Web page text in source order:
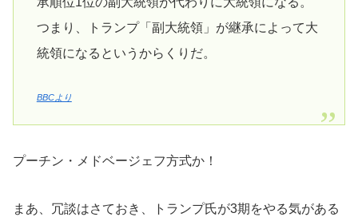
つまり、トランプ「副大統領」が継承によって大
統領になるというからくりだ。
BBCより
プーチン・メドベージェフ方式か！
まあ、冗談はさておき、トランプ氏が3期をやる気がある